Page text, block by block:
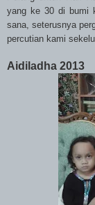
yang ke 30 di bumi
sana, seterusnya
percutian kami
Aidiladha 2013